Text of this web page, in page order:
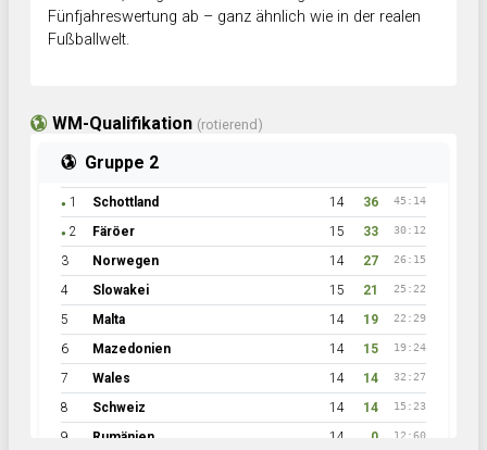
Fünfjahreswertung ab – ganz ähnlich wie in der realen
Fußballwelt.
WM-Qualifikation (rotierend)
Gruppe 2
● 1 Schottland 14 36 45:14
● 2 Färöer 15 33 30:12
3 Norwegen 14 27 26:15
4 Slowakei 15 21 25:22
5 Malta 14 19 22:29
6 Mazedonien 14 15 19:24
7 Wales 14 14 32:27
8 Schweiz 14 14 15:23
9 Rumänien 14 0 12:60